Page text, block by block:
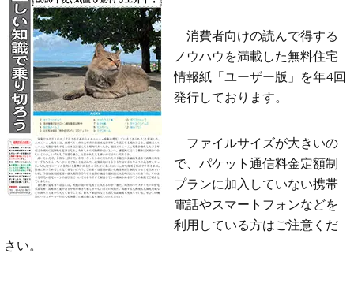
消費者向けの読んで得する
ノウハウを満載した無料住宅
情報紙「ユーザー版」を年4回
発行しております。
ファイルサイズが大きいの
で、パケット通信料金定額制
プランに加入していない携帯
電話やスマートフォンなどを
利用している方はご注意くだ
さい。